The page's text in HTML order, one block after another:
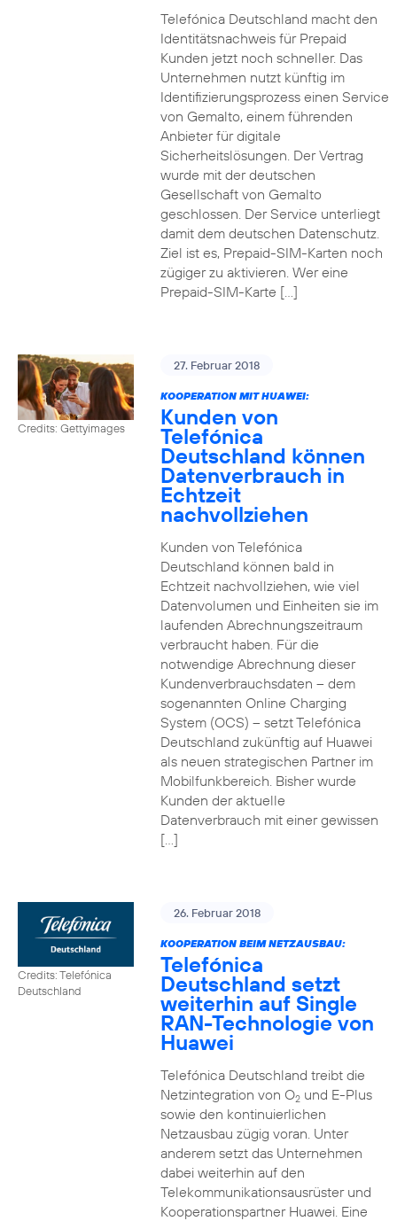
Telefónica Deutschland macht den
Identitätsnachweis für Prepaid
Kunden jetzt noch schneller. Das
Unternehmen nutzt künftig im
Identifizierungsprozess einen Service
von Gemalto, einem führenden
Anbieter für digitale
Sicherheitslösungen. Der Vertrag
wurde mit der deutschen
Gesellschaft von Gemalto
geschlossen. Der Service unterliegt
damit dem deutschen Datenschutz.
Ziel ist es, Prepaid-SIM-Karten noch
zügiger zu aktivieren. Wer eine
Prepaid-SIM-Karte […]
Credits: Gettyimages
27. Februar 2018
KOOPERATION MIT HUAWEI:
Kunden von
Telefónica
Deutschland können
Datenverbrauch in
Echtzeit
nachvollziehen
Kunden von Telefónica
Deutschland können bald in
Echtzeit nachvollziehen, wie viel
Datenvolumen und Einheiten sie im
laufenden Abrechnungszeitraum
verbraucht haben. Für die
notwendige Abrechnung dieser
Kundenverbrauchsdaten – dem
sogenannten Online Charging
System (OCS) – setzt Telefónica
Deutschland zukünftig auf Huawei
als neuen strategischen Partner im
Mobilfunkbereich. Bisher wurde
Kunden der aktuelle
Datenverbrauch mit einer gewissen
[…]
Credits: Telefónica
Deutschland
26. Februar 2018
KOOPERATION BEIM NETZAUSBAU:
Telefónica
Deutschland setzt
weiterhin auf Single
RAN-Technologie von
Huawei
Telefónica Deutschland treibt die
Netzintegration von O2und E-Plus
sowie den kontinuierlichen
Netzausbau zügig voran. Unter
anderem setzt das Unternehmen
dabei weiterhin auf den
Telekommunikationsausrüster und
Kooperationspartner Huawei. Eine